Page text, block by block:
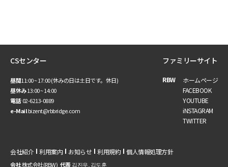
CSセンター
昼間11:00 ~ 17:00 (休みの日は土日です。休日)
昼休み13:00 ~ 14:00
電話02-6213-0889
e-Mailbizent@rbbridge.com
ファミリーサイト
RBW
ホームページ
FACEBOOK
YOUTUBE
iNSTAGRAM
TWITTER
会社紹介 利用案内 お知らせ 利用規約 個人情報処理方針
会社株式会社(RBW) 代表김진우, 김도훈